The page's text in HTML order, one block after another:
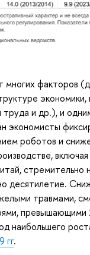
многих факторов
экономики,
и др.), и
экономисты
роботов и
стремительно
десятилетие.
травмами,
наибольшего
гг.